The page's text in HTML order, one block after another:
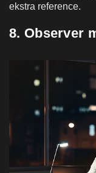
ekstra reference.
8. Observer